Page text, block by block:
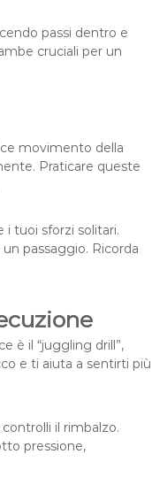
passi dentro e
cruciali per un
movimento della
Praticare queste
tuoi sforzi solitari.
passaggio. Ricorda
è il “juggling drill”,
e ti aiuta a sentirti più
il rimbalzo.
pressione,